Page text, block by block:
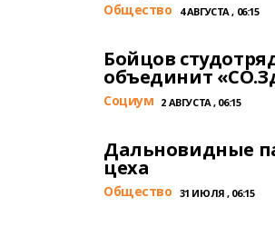
Общество 4 АВГУСТА , 06:15
Бойцов
объединит
Cоциум 2 АВГУСТА , 06:15
Дальновидные
цеха
Общество 31 ИЮЛЯ , 06:15